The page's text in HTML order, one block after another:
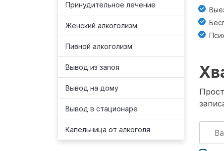
Принудительное лечение
Женский алкоголизм
Пивной алкоголизм
Вывод из запоя
Вывод на дому
Вывод в стационаре
Капельница от алкоголя